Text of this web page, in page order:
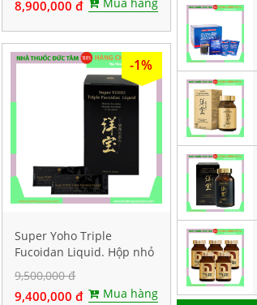
8,900,000 đ Mua hàng
-1%
Super Yoho Triple
Fucoidan Liquid. Hộp nhỏ
20 gói
9,500,000 đ
9,400,000 đ Mua hàng